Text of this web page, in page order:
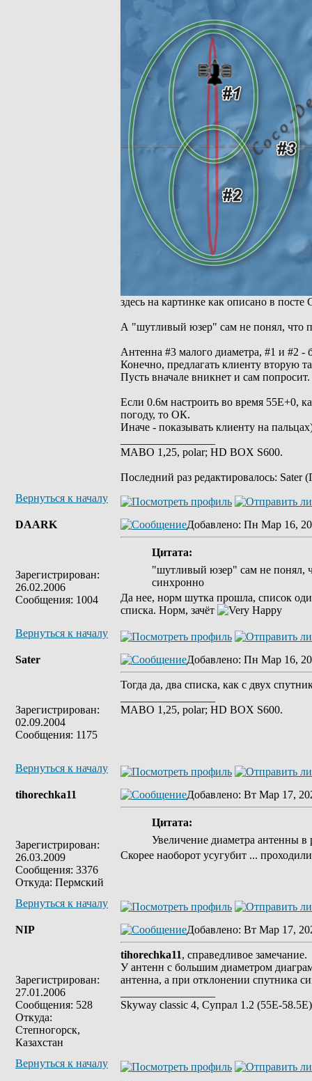
здесь на картинке как описано в
А "шутливый юзер" сам не понял, что
Антенна #3 малого диаметра, #1 и #2 -
Конечно, предлагать клиенту вторую
Пусть вначале вникнет и сам попросит.
Если 0.6м настроить во время 55Е+0,
погоду, то ОК.
Иначе - показывать клиенту на
MABO 1,25, polar; HD BOX S600.
Последний раз редактировалось: Sater
Вернуться к началу
DAARK
Зарегистрирован:
26.02.2006
Сообщения: 1004
Добавлено: Пн Мар 16,
Цитата:
"шутливый юзер" сам не понял,
синхронно
Да нее, норм шутка прошла, список
списка. Норм, зачёт
Вернуться к началу
Sater
Зарегистрирован:
02.09.2004
Сообщения: 1175
Добавлено: Пн Мар 16,
Тогда да, два списка, как с двух
MABO 1,25, polar; HD BOX S600.
Вернуться к началу
tihorechka11
Зарегистрирован:
26.03.2009
Сообщения: 3376
Откуда: Пермский
Добавлено: Вт Мар 17,
Цитата:
Увеличение диаметра антенны
Скорее наоборот усугубит ...
Вернуться к началу
NIP
Зарегистрирован:
27.01.2006
Сообщения: 528
Откуда:
Степногорск,
Казахстан
Добавлено: Вт Мар 17,
tihorechka11, справедливое замечание.
У антенн с большим диаметром
антенна, а при отклонении спутника
Skyway classic 4, Супрал 1.2 (55E-
Вернуться к началу